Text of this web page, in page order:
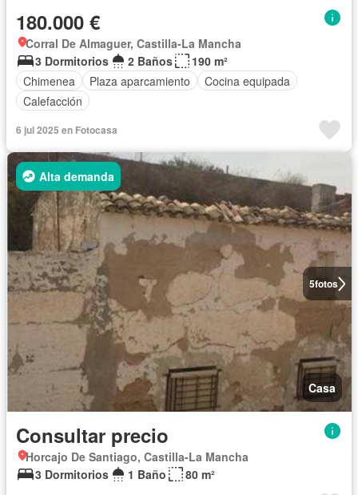
180.000 €
Corral De Almaguer, Castilla-La Mancha
3 Dormitorios
2 Baños
190 m²
Chimenea
Plaza aparcamiento
Cocina equipada
Calefacción
6 jul 2025 en Fotocasa
5fotos
Alta demanda
Casa
Consultar precio
Horcajo De Santiago, Castilla-La Mancha
3 Dormitorios
1 Baño 80 m²